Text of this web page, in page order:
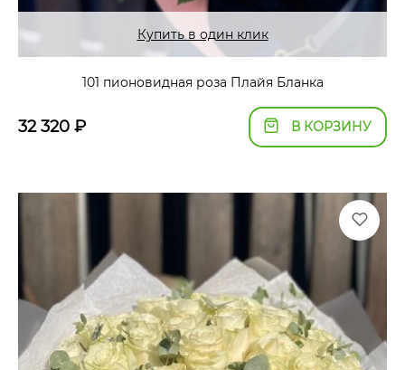
Купить в один клик
101 пионовидная роза Плайя Бланка
32 320 ₽ В КОРЗИНУ